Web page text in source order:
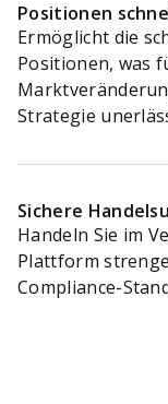
Positionen
Ermöglicht die
Positionen, was
Strategie
Sichere
Handeln Sie im
Plattform
Compliance-